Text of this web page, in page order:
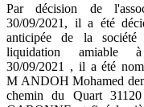
Par décision de
30/09/2021, il a été
anticipée de la
liquidation amiable
30/09/2021 , il a été
M ANDOH Mohamed
chemin du Quart